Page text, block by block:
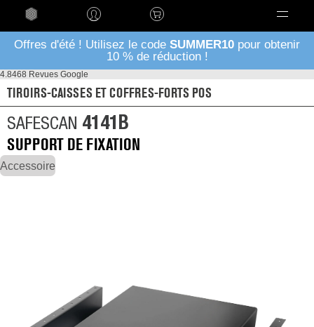
Offres d'été ! Utilisez le code SUMMER10 pour obtenir
10 % de réduction !
4.8468 Revues Google
TIROIRS-CAISSES ET COFFRES-FORTS POS
SAFESCAN 4141B
SUPPORT DE FIXATION
Accessoire